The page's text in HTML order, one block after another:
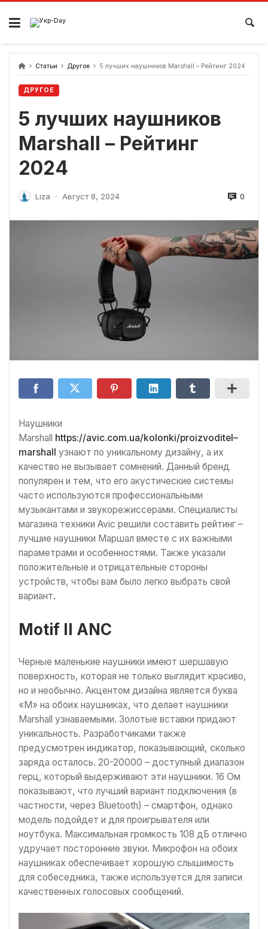
перейти
содержанию
Статьи Другое 5 лучших наушников Marshall – Рейтинг 2024
ДРУГОЕ
5 лучших наушников
Marshall – Рейтинг
2024
Liza - Август 8, 2024 0
Наушники
Marshall https://avic.com.ua/kolonki/proizvoditel–
marshall узнают по уникальному дизайну, а их
качество не вызывает сомнений. Данный бренд
популярен и тем, что его акустические системы
часто используются профессиональными
музыкантами и звукорежиссерами. Специалисты
магазина техники Avic решили составить рейтинг –
лучшие наушники Маршал вместе с их важными
параметрами и особенностями. Также указали
положительные и отрицательные стороны
устройств, чтобы вам было легко выбрать свой
вариант.
Motif II ANC
Черные маленькие наушники имеют шершавую
поверхность, которая не только выглядит красиво,
но и необычно. Акцентом дизайна является буква
«М» на обоих наушниках, что делает наушники
Marshall узнаваемыми. Золотые вставки придают
уникальность. Разработчиками также
предусмотрен индикатор, показывающий, сколько
заряда осталось. 20-20000 – доступный диапазон
герц, который выдерживают эти наушники. 16 Ом
показывают, что лучший вариант подключения (в
частности, через Bluetooth) – смартфон, однако
модель подойдет и для проигрывателя или
ноутбука. Максимальная громкость 108 дБ отлично
удручает посторонние звуки. Микрофон на обоих
наушниках обеспечивает хорошую слышимость
для собеседника, также используется для записи
качественных голосовых сообщений.